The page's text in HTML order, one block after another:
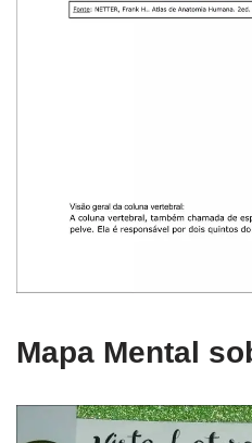
Mapa Mental